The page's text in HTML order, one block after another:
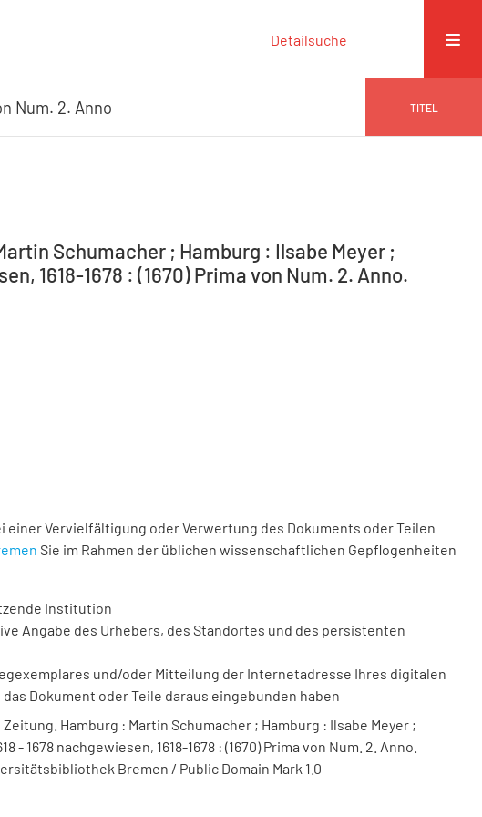
Detailsuche
Num. 2. Anno TITEL
Schumacher ; Hamburg : Ilsabe Meyer ;
1618-1678 : (1670) Prima von Num. 2. Anno.
einer Vervielfältigung oder Verwertung des Dokuments oder Teilen
Sie im Rahmen der üblichen wissenschaftlichen Gepflogenheiten
Institution
Angabe des Urhebers, des Standortes und des persistenten
und/oder Mitteilung der Internetadresse Ihres digitalen
Dokument oder Teile daraus eingebunden haben
Hamburg : Martin Schumacher ; Hamburg : Ilsabe Meyer ;
- 1678 nachgewiesen, 1618-1678 : (1670) Prima von Num. 2. Anno.
Bremen / Public Domain Mark 1.0